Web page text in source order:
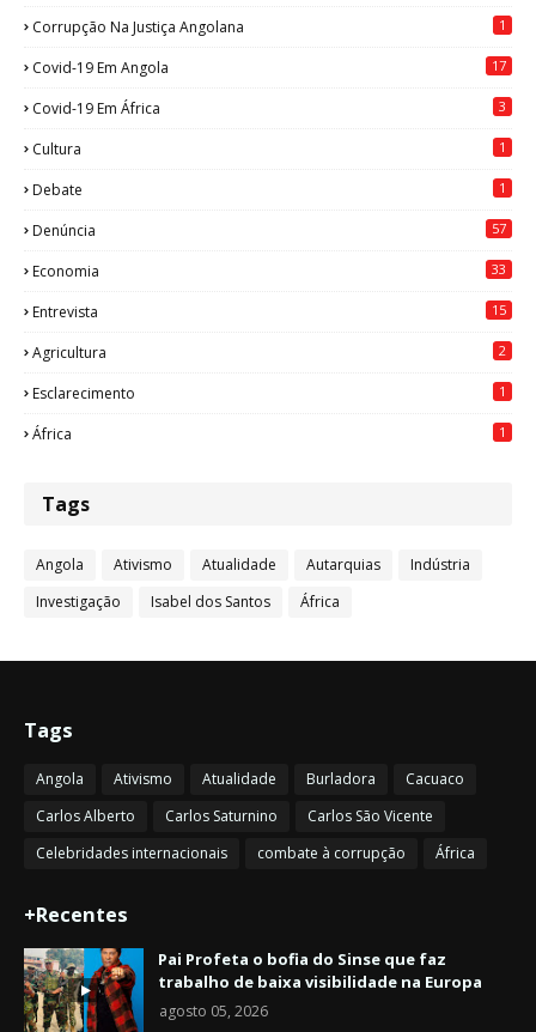
Corrupção Na Justiça Angolana 1
Covid-19 Em Angola 17
Covid-19 Em África 3
Cultura 1
Debate 1
Denúncia 57
Economia 33
Entrevista 15
Agricultura 2
Esclarecimento 1
África 1
Tags
Angola Ativismo Atualidade Autarquias
Indústria
Investigação
Isabel dos Santos África
Tags
Angola Ativismo Atualidade Burladora
Cacuaco
Carlos Alberto
Carlos Saturnino
Carlos São Vicente
Celebridades internacionais
combate à corrupção África
+Recentes
Pai Profeta o bofia do Sinse que faz
trabalho de baixa visibilidade na Europa
agosto 05, 2026